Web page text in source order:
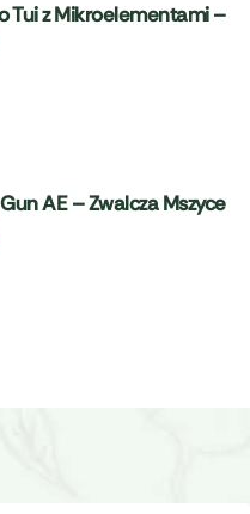
Tui z Mikroelementami –
AE – Zwalcza Mszyce